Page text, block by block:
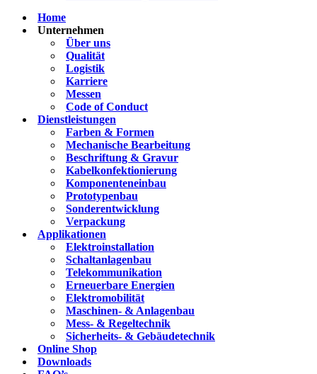
Home
Unternehmen
Über uns
Qualität
Logistik
Karriere
Messen
Code of Conduct
Dienstleistungen
Farben & Formen
Mechanische Bearbeitung
Beschriftung & Gravur
Kabelkonfektionierung
Komponenteneinbau
Prototypenbau
Sonderentwicklung
Verpackung
Applikationen
Elektroinstallation
Schaltanlagenbau
Telekommunikation
Erneuerbare Energien
Elektromobilität
Maschinen- & Anlagenbau
Mess- & Regeltechnik
Sicherheits- & Gebäudetechnik
Online Shop
Downloads